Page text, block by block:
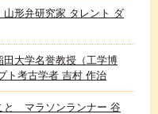
形弁研究家 タレント ダ
大学名誉教授（工学博
ト考古学者 吉村 作治
と マラソンランナー 谷